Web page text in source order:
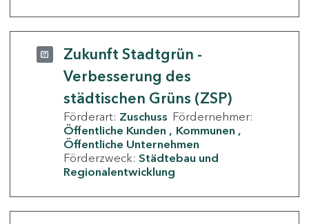
Zukunft Stadtgrün -
Verbesserung des
städtischen Grüns (ZSP)
Förderart: Zuschuss Fördernehmer:
Öffentliche Kunden
Kommunen
Öffentliche Unternehmen
Förderzweck: Städtebau und
Regionalentwicklung